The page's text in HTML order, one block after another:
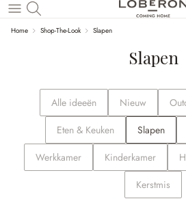
Naar de hoofdinhoud
Home Shop-The-Look Slapen
Slapen
Alle ideeën Nieuw
Eten & Keuken
Slapen
Werkkamer
Kinderkamer
Kerstmis